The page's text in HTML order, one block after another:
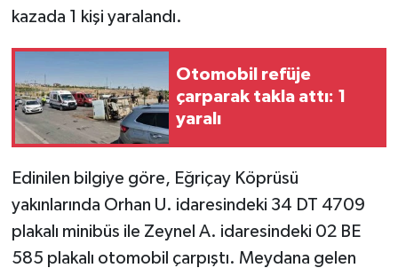
kazada 1 kişi yaralandı.
Otomobil refüje
çarparak takla attı: 1
yaralı
Edinilen bilgiye göre, Eğriçay Köprüsü
yakınlarında Orhan U. idaresindeki 34 DT 4709
plakalı minibüs ile Zeynel A. idaresindeki 02 BE
585 plakalı otomobil çarpıştı. Meydana gelen